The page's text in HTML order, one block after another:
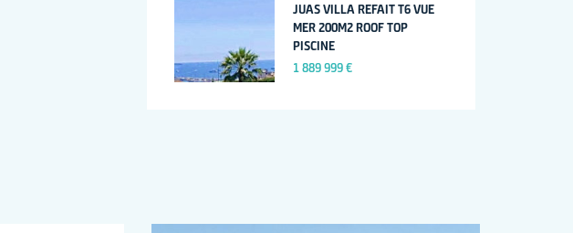
JUAS VILLA REFAIT T6 VUE
MER 200M2 ROOF TOP
PISCINE
1 889 999 €